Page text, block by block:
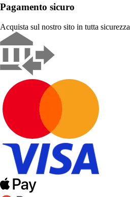
Pagamento sicuro
Acquista sul nostro sito in tutta sicurezza